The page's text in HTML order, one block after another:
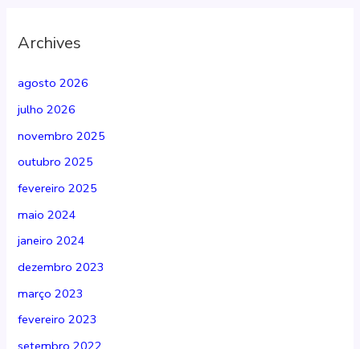
Archives
agosto 2026
julho 2026
novembro 2025
outubro 2025
fevereiro 2025
maio 2024
janeiro 2024
dezembro 2023
março 2023
fevereiro 2023
setembro 2022